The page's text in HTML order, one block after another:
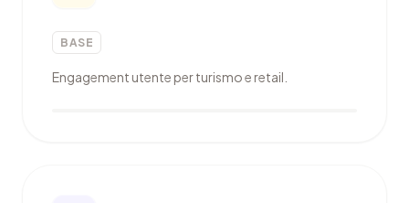
BASE
Engagement utente per turismo e retail.